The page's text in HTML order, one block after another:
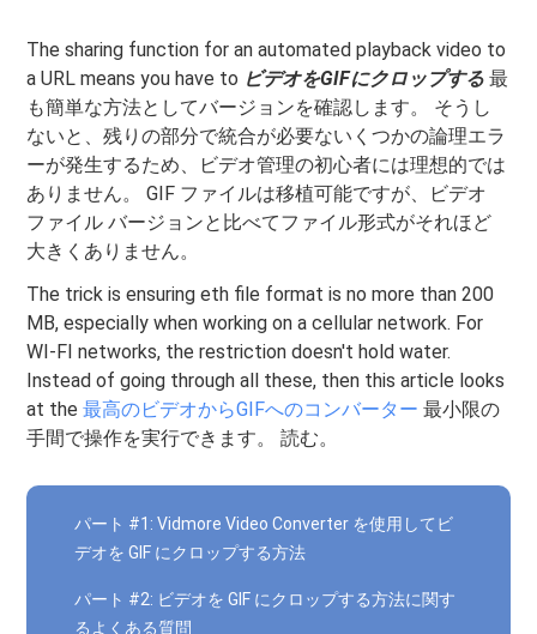
The sharing function for an automated playback video to
a URL means you have to ビデオをGIFにクロップする最
も簡単な方法としてバージョンを確認します。 そうし
ないと、残りの部分で統合が必要ないくつかの論理エラ
ーが発生するため、ビデオ管理の初心者には理想的では
ありません。 GIF ファイルは移植可能ですが、ビデオ
ファイル バージョンと比べてファイル形式がそれほど
大きくありません。
The trick is ensuring eth file format is no more than 200
MB, especially when working on a cellular network. For
WI-FI networks, the restriction doesn't hold water.
Instead of going through all these, then this article looks
at the最高のビデオからGIFへのコンバーター 最小限の
手間で操作を実行できます。 読む。
パート #1: Vidmore Video Converter を使用してビ
デオを GIF にクロップする方法
パート #2: ビデオを GIF にクロップする方法に関す
るよくある質問